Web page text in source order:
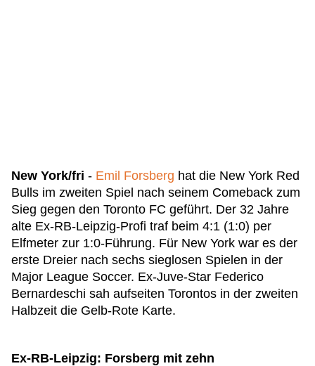
New York/fri - Emil Forsberg hat die New York Red
Bulls im zweiten Spiel nach seinem Comeback zum
Sieg gegen den Toronto FC geführt. Der 32 Jahre
alte Ex-RB-Leipzig-Profi traf beim 4:1 (1:0) per
Elfmeter zur 1:0-Führung. Für New York war es der
erste Dreier nach sechs sieglosen Spielen in der
Major League Soccer. Ex-Juve-Star Federico
Bernardeschi sah aufseiten Torontos in der zweiten
Halbzeit die Gelb-Rote Karte.
Ex-RB-Leipzig: Forsberg mit zehn